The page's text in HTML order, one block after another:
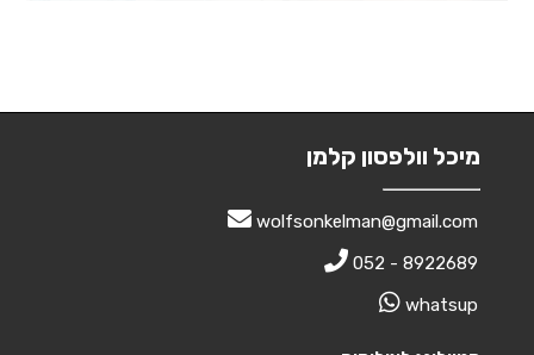
מיכל וולפסון קלמן
wolfsonkelman@gmail.com
052 - 8922689
whatsup